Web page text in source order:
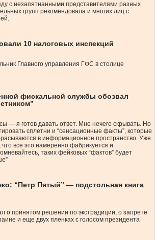
с незапятнанными представителями разных
групп рекомендовала и многих лиц с
10 налоговых инспекций
Главного управления ГФС в столице
фискальной службы обозвал
— я готов давать ответ. Мне нечего скрывать. Но
сплетни и “сенсационные факты”, которые
в информационное пространство. Уже
все это намеренно фабрикуется и
таких фейковых “фактов” будет
“Петр Пятый” — подстольная книга
о принятом решении по экстрадиции, о запрете
и еще двух пленках с голосом президента